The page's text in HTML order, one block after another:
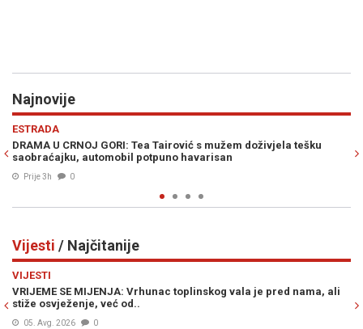
Najnovije
tešku
BAKIR IZETBEGOVIĆ SIGURAN U POBJEDU SDA:
prekrižena, napravili su samo belaj"
Vijesti / Najčitanije
pred nama, ali
ŠOKANTNE INFORMACIJE OSA-e: U BiH se nalaze
plaćenih UBICA, čekaju naredbe od...